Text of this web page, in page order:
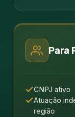
Para
CNPJ ativo
Atuação
região